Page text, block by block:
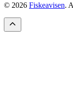
© 2026 Fiskeavisen.